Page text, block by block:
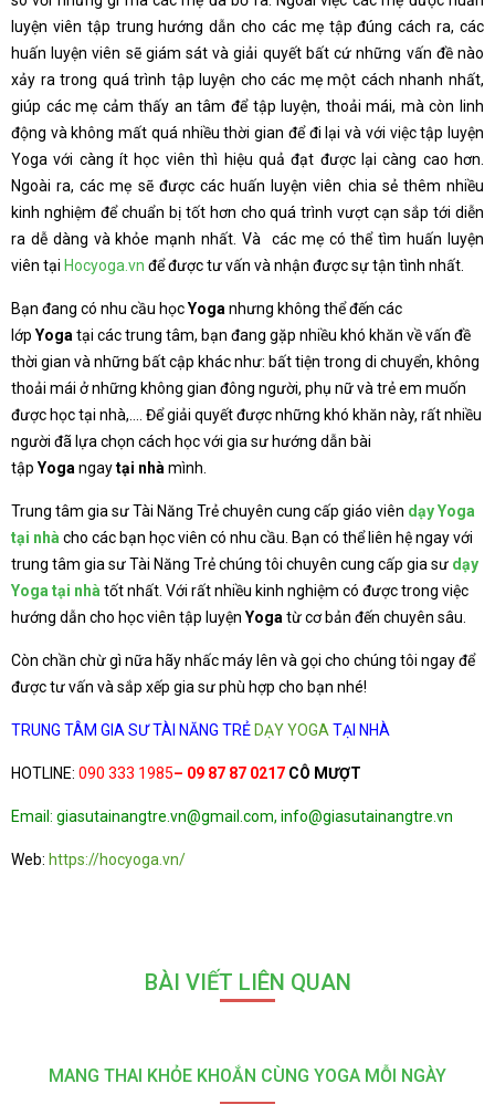
luyện viên tập trung hướng dẫn cho các mẹ tập đúng cách ra, các
huấn luyện viên sẽ giám sát và giải quyết bất cứ những vấn đề nào
xảy ra trong quá trình tập luyện cho các mẹ một cách nhanh nhất,
giúp các mẹ cảm thấy an tâm để tập luyện, thoải mái, mà còn linh
động và không mất quá nhiều thời gian để đi lại và với việc tập luyện
Yoga với càng ít học viên thì hiệu quả đạt được lại càng cao hơn.
Ngoài ra, các mẹ sẽ được các huấn luyện viên chia sẻ thêm nhiều
kinh nghiệm để chuẩn bị tốt hơn cho quá trình vượt cạn sắp tới diễn
ra dễ dàng và khỏe mạnh nhất. Và các mẹ có thể tìm huấn luyện
viên tại Hocyoga.vn để được tư vấn và nhận được sự tận tình nhất.
Bạn đang có nhu cầu họcYoga nhưng không thể đến các
lớp Yoga tại các trung tâm, bạn đang gặp nhiều khó khăn về vấn đề
thời gian và những bất cập khác như: bất tiện trong di chuyển, không
thoải mái ở những không gian đông người, phụ nữ và trẻ em muốn
được học tại nhà,…. Để giải quyết được những khó khăn này, rất nhiều
người đã lựa chọn cách học với gia sư hướng dẫn bài
tập Yoga ngaytại nhà mình.
Trung tâm gia sư Tài Năng Trẻ chuyên cung cấp giáo viên dạy Yoga
tại nhà cho các bạn học viên có nhu cầu. Bạn có thể liên hệ ngay với
trung tâm gia sư Tài Năng Trẻ chúng tôi chuyên cung cấp gia sư dạy
Yoga tại nhà tốt nhất. Với rất nhiều kinh nghiệm có được trong việc
hướng dẫn cho học viên tập luyện Yoga từ cơ bản đến chuyên sâu.
Còn chần chừ gì nữa hãy nhấc máy lên và gọi cho chúng tôi ngay để
được tư vấn và sắp xếp gia sư phù hợp cho bạn nhé!
TRUNG TÂM GIA SƯ TÀI NĂNG TRẺ DẠY YOGA TẠI NHÀ
HOTLINE: 090 333 1985– 09 87 87 0217 CÔ MƯỢT
Email: giasutainangtre.vn@gmail.com, info@giasutainangtre.vn
Web: https://hocyoga.vn/
BÀI VIẾT LIÊN QUAN
MANG THAI KHỎE KHOẮN CÙNG YOGA MỖI NGÀY